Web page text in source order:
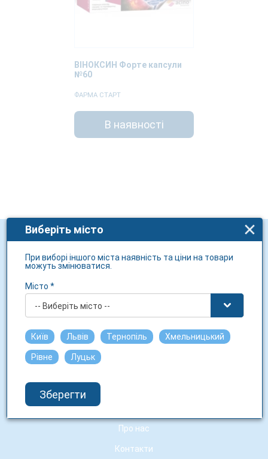
ВІНОКСИН Форте капсули
№60
ФАРМА СТАРТ
В наявності
Для клієнта
Бонусна програма
Діюча речовина
Про нас
Контакти
Виберіть місто
При виборі іншого міста наявність та ціни на товари
можуть змінюватися.
Місто *
-- Виберіть місто --
Київ Львів Тернопіль Хмельницький
Рівне Луцьк
Зберегти